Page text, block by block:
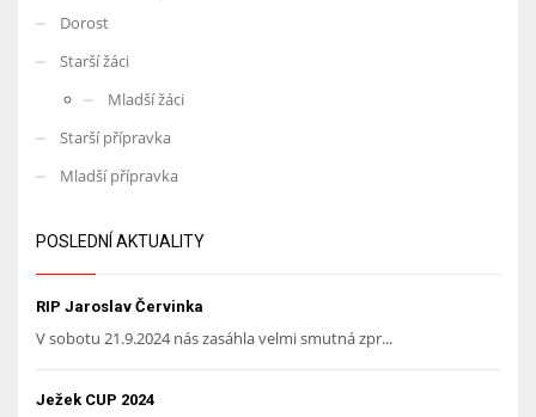
Dorost
Starší žáci
Mladší žáci
Starší přípravka
Mladší přípravka
POSLEDNÍ AKTUALITY
RIP Jaroslav Červinka
V sobotu 21.9.2024 nás zasáhla velmi smutná zpr...
Ježek CUP 2024